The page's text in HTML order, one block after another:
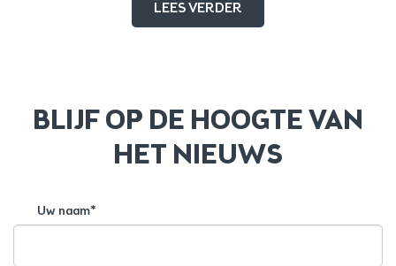
LEES VERDER
BLIJF OP DE HOOGTE VAN
HET NIEUWS
Uw naam*